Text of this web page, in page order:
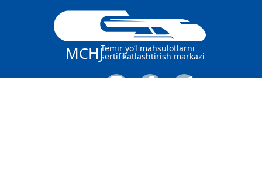
MCHJTemir yo‘l mahsulotlarni
sertifikatlashtirish markazi